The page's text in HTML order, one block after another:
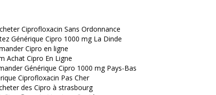
Ciprofloxacin Sans Ordonnance
Générique Cipro 1000 mg La Dinde
Cipro en ligne
Achat Cipro En Ligne
Générique Cipro 1000 mg Pays-Bas
Ciprofloxacin Pas Cher
des Cipro à strasbourg